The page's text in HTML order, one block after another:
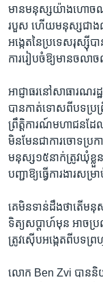
មានមនុស្ស​យ៉ាង​ហោច
របួស​ ហើយមនុស្សជាង​៨
អង្កេត​នៃប្រទេស​រុស្ស៊ី​ប
ការរៀបចំ​ឱ្យមាន​ចលា
អាជ្ញាធរ​នៅសាធារណ
បាន​កាត់ទោស​ពីបទ​ប្រព្
ព្រឹត្តិការណ៍​មហាជន​ដែ
មិនមែនជា​ការ​ចោទប្រ
មនុស្ស១៥នាក់​ត្រូវ​ឃុំខ្លួ
បញ្ជា​ឱ្យ​ធ្វើ​ការងារសម្រ
គេ​មិនទាន់​ដឹង​ថា​តើ​មនុ
ទិត្យ​សប្តាហ៍​មុន​ អាច
ត្រូវ​ស៊ើបអង្កេតពីបទ​ព្រ
លោក​ Ben Zvi បាននិ